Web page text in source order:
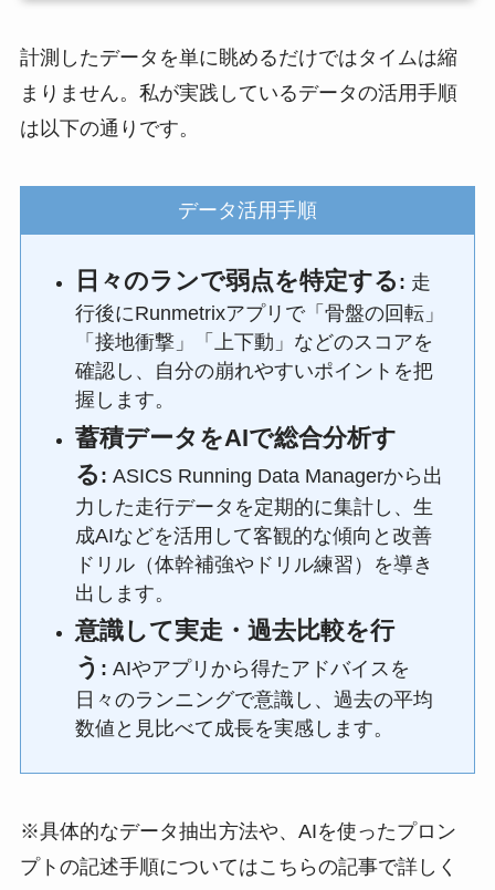
計測したデータを単に眺めるだけではタイムは縮
まりません。私が実践しているデータの活用手順
は以下の通りです。
データ活用手順
日々のランで弱点を特定する : 走
行後にRunmetrixアプリで「骨盤の回転」
「接地衝撃」「上下動」などのスコアを
確認し、自分の崩れやすいポイントを把
握します。
蓄積データをAIで総合分析す
る : ASICS Running Data Managerから出
力した走行データを定期的に集計し、生
成AIなどを活用して客観的な傾向と改善
ドリル（体幹補強やドリル練習）を導き
出します。
意識して実走・過去比較を行
う : AIやアプリから得たアドバイスを
日々のランニングで意識し、過去の平均
数値と見比べて成長を実感します。
※具体的なデータ抽出方法や、AIを使ったプロン
プトの記述手順についてはこちらの記事で詳しく